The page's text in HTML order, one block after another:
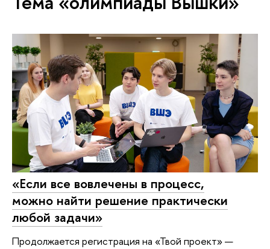
«Если все вовлечены в процесс,
можно найти решение практически
любой задачи»
Продолжается регистрация на «Твой проект» —